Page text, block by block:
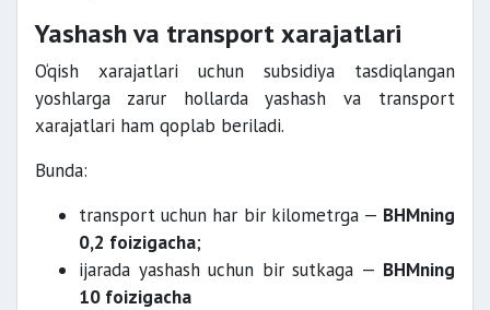
Yashash va transport xarajatlari
O‘qish xarajatlari uchun subsidiya tasdiqlangan
yoshlarga zarur hollarda yashash va transport
xarajatlari ham qoplab beriladi.
Bunda:
transport uchun har bir kilometrga — BHMning
0,2 foizigacha;
ijarada yashash uchun bir sutkaga — BHMning
10 foizigacha